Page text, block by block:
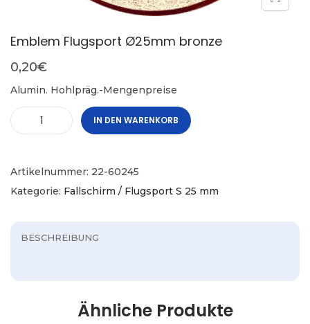
Emblem Flugsport Ø25mm bronze
0,20€
Alumin. Hohlpräg.-Mengenpreise
IN DEN WARENKORB
Artikelnummer: 22-60245
Kategorie: Fallschirm / Flugsport S 25 mm
BESCHREIBUNG
Ähnliche Produkte